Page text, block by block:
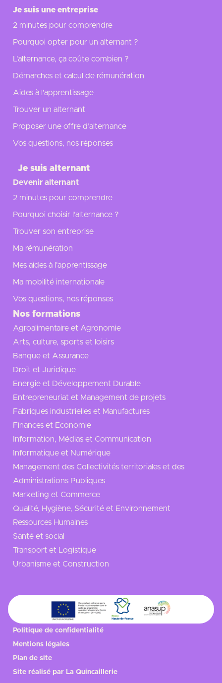
Je suis une entreprise
2 minutes pour comprendre
Pourquoi opter pour un alternant ?
L’alternance, ça coûte combien ?
Démarches et calcul de rémunération
Aides à l’apprentissage
Trouver un alternant
Proposer une offre d’alternance
Vos questions, nos réponses
Je suis alternant
Devenir alternant
2 minutes pour comprendre
Pourquoi choisir l’alternance ?
Trouver son entreprise
Ma rémunération
Mes aides à l'apprentissage
Ma mobilité internationale
Vos questions, nos réponses
Nos formations
Agroalimentaire et Agronomie
Arts, culture, sports et loisirs
Banque et Assurance
Droit et Juridique
Energie et Développement Durable
Entrepreneuriat et Management de projets
Fabriques industrielles et Manufactures
Finances et Economie
Information, Médias et Communication
Informatique et Numérique
Management des Collectivités territoriales et des
Administrations Publiques
Marketing et Commerce
Qualité, Hygiène, Sécurité et Environnement
Ressources Humaines
Santé et social
Transport et Logistique
Urbanisme et Construction
Politique de confidentialité
Mentions légales
Plan de site
Site réalisé par La Quincaillerie